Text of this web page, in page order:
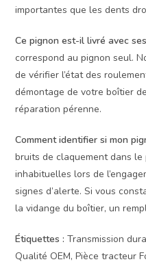
importantes que les dents
Ce pignon est-il livré avec
correspond au pignon seul.
de vérifier l’état des
démontage de votre boîtier
réparation pérenne.
Comment identifier si mon
bruits de claquement dans
inhabituelles lors de
signes d’alerte. Si vous
la vidange du boîtier, un
Étiquettes : Transmission
Qualité OEM, Pièce tracteur